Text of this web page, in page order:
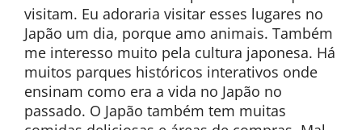
visitam. Eu adoraria visitar esses lugares no
Japão um dia, porque amo animais. Também
me interesso muito pela cultura japonesa. Há
muitos parques históricos interativos onde
ensinam como era a vida no Japão no
passado. O Japão também tem muitas